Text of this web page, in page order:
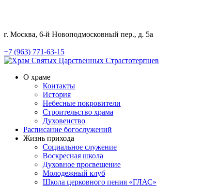
г. Москва, 6-й Новоподмосковный пер., д. 5а
+7 (963) 771-63-15
О храме
Контакты
История
Небесные покровители
Строительство храма
Духовенство
Расписание богослужений
Жизнь прихода
Социальное служение
Воскресная школа
Духовное просвещение
Молодежный клуб
Школа церковного пения «ГЛАС»